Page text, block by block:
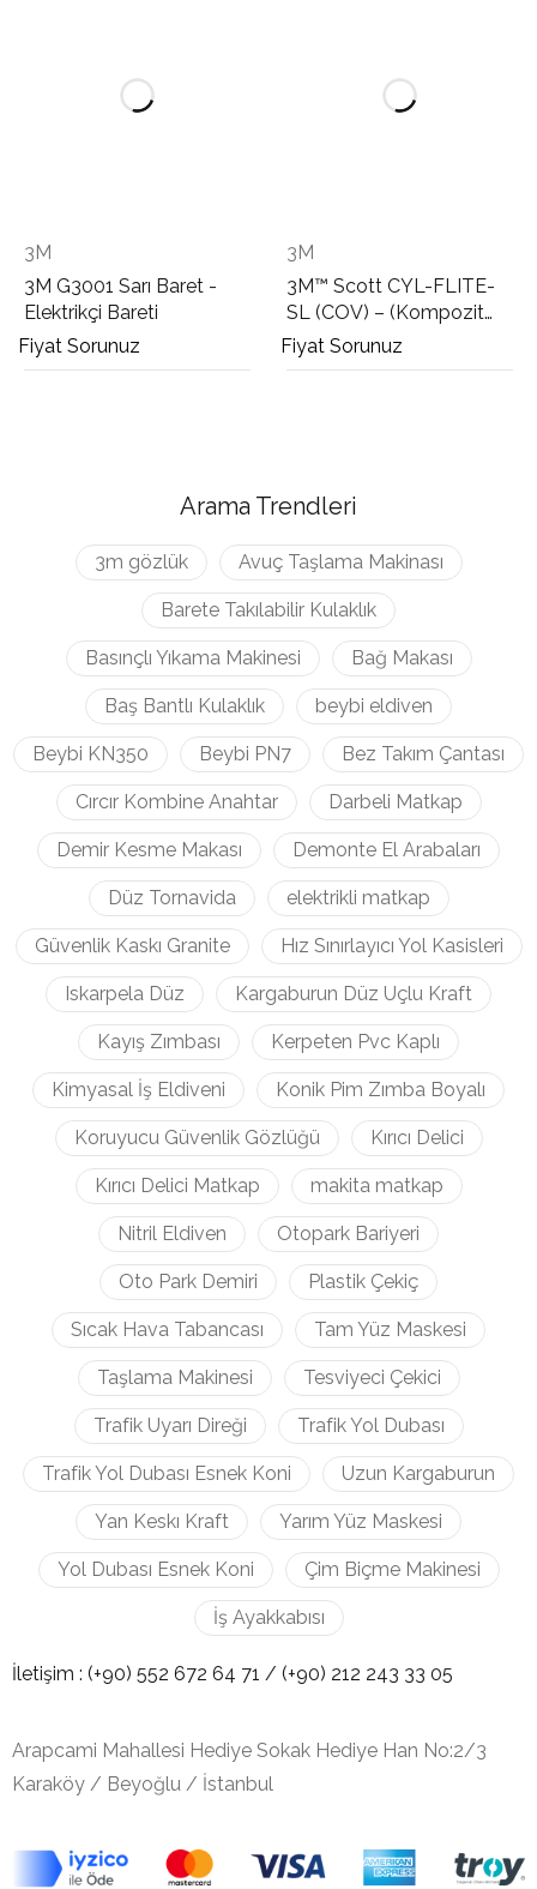
3M
3M G3001 Sarı Baret -
Elektrikçi Bareti
Fiyat Sorunuz
3M
3M™ Scott CYL-FLITE-
SL (COV) – (Kompozit
Boş Tüp)
Fiyat Sorunuz
Arama Trendleri
3m gözlük Avuç Taşlama Makinası
Barete Takılabilir Kulaklık
Basınçlı Yıkama Makinesi Bağ Makası
Baş Bantlı Kulaklık beybi eldiven
Beybi KN350 Beybi PN7 Bez Takım Çantası
Cırcır Kombine Anahtar Darbeli Matkap
Demir Kesme Makası Demonte El Arabaları
Düz Tornavida elektrikli matkap
Güvenlik Kaskı Granite Hız Sınırlayıcı Yol Kasisleri
Iskarpela Düz Kargaburun Düz Uçlu Kraft
Kayış Zımbası Kerpeten Pvc Kaplı
Kimyasal İş Eldiveni Konik Pim Zımba Boyalı
Koruyucu Güvenlik Gözlüğü Kırıcı Delici
Kırıcı Delici Matkap makita matkap
Nitril Eldiven Otopark Bariyeri
Oto Park Demiri Plastik Çekiç
Sıcak Hava Tabancası Tam Yüz Maskesi
Taşlama Makinesi Tesviyeci Çekici
Trafik Uyarı Direği Trafik Yol Dubası
Trafik Yol Dubası Esnek Koni Uzun Kargaburun
Yan Keskı Kraft Yarım Yüz Maskesi
Yol Dubası Esnek Koni Çim Biçme Makinesi
İş Ayakkabısı
İletişim : (+90) 552 672 64 71 / (+90) 212 243 33 05
Arapcami Mahallesi Hediye Sokak Hediye Han No:2/3
Karaköy / Beyoğlu / İstanbul